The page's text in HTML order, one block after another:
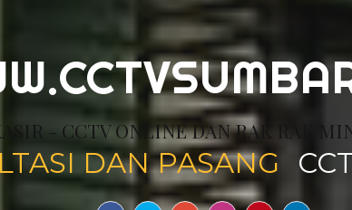
- CCTV ONLINE DAN RAK RAK
DAN PASANG